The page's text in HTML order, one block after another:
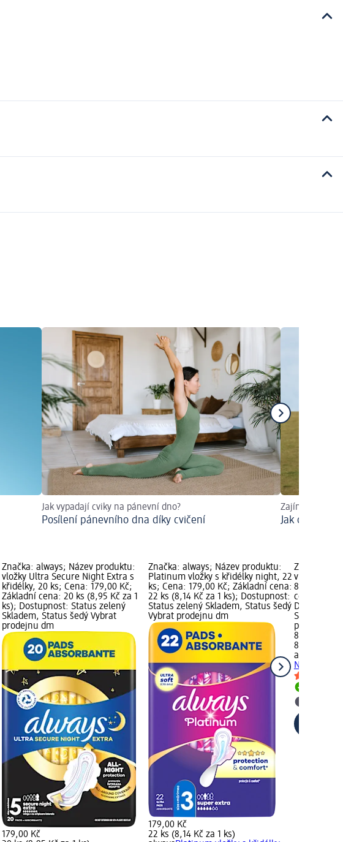
Jak vypadají cviky na pánevní dno?
Posílení pánevního dna díky cvičení
Zajímavá
Jak ovlivňuje
Značka: always; Název produktu:
vložky Ultra Secure Night Extra s
křidélky, 20 ks; Cena: 179,00 Kč;
Základní cena: 20 ks (8,95 Kč za 1
ks); Dostupnost: Status zelený
Skladem, Status šedý Vybrat
prodejnu dm
179,00 Kč
Značka: always; Název produktu:
Platinum vložky s křidélky night, 22
ks; Cena: 179,00 Kč; Základní cena:
22 ks (8,14 Kč za 1 ks); Dostupnost:
Status zelený Skladem, Status šedý
Vybrat prodejnu dm
179,00 Kč
22 ks (8,14 Kč za 1 ks)
Značka:
vložky
8 ks; Cena:
cena: 8 ks
Skladem,
prodejnu
89,50 Kč
8 ks (11,19
always
Night